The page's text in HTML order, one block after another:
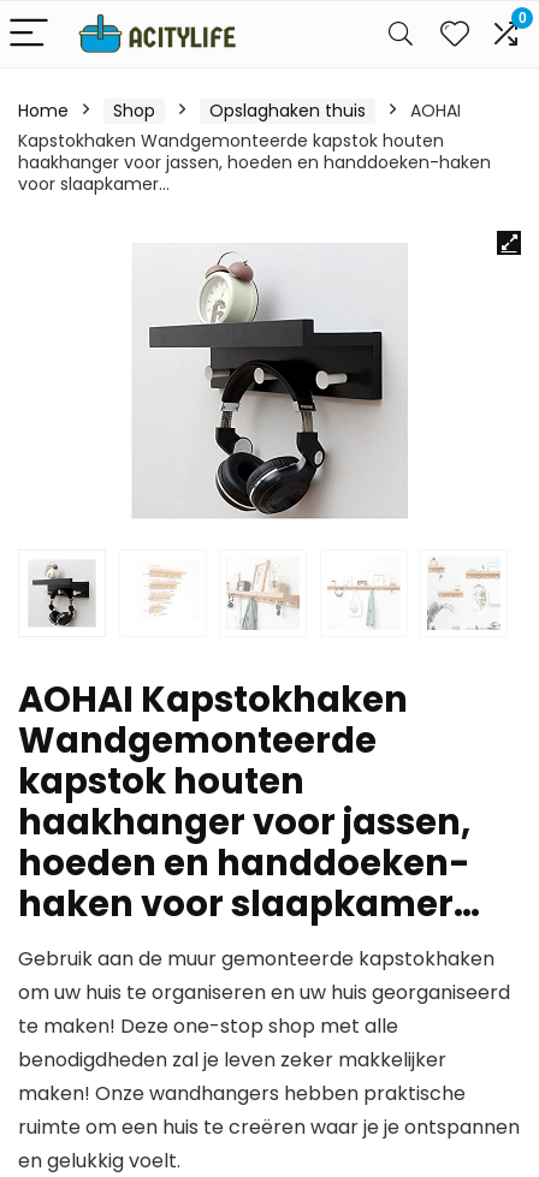
0
Home Shop Opslaghaken thuis
AOHAI
Kapstokhaken Wandgemonteerde kapstok houten
haakhanger voor jassen, hoeden en handdoeken-haken
voor slaapkamer…
AOHAI Kapstokhaken
Wandgemonteerde
kapstok houten
haakhanger voor jassen,
hoeden en handdoeken-
haken voor slaapkamer…
Gebruik aan de muur gemonteerde kapstokhaken
om uw huis te organiseren en uw huis georganiseerd
te maken! Deze one-stop shop met alle
benodigdheden zal je leven zeker makkelijker
maken! Onze wandhangers hebben praktische
ruimte om een huis te creëren waar je je ontspannen
en gelukkig voelt.